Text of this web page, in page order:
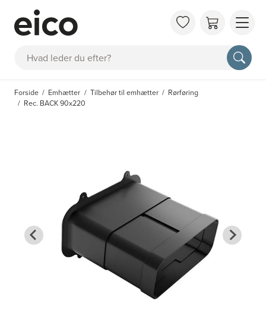
Søg
OM
FAQ
Forside Emhætter Tilbehør til emhætter
Rørføring
Rec. BACK 90x220